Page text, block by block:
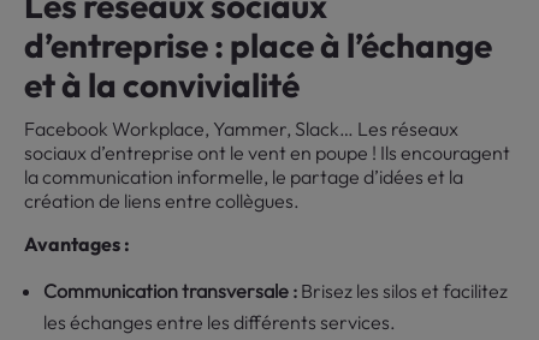
d’entreprise : place à l’échange
et à la convivialité
Facebook Workplace, Yammer, Slack… Les réseaux
sociaux d’entreprise ont le vent en poupe ! Ils encouragent
la communication informelle, le partage d’idées et la
création de liens entre collègues.
Avantages :
Communication transversale : Brisez les silos et facilitez
les échanges entre les différents services.